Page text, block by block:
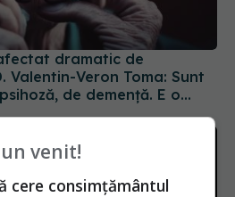
Valentin-Veron Toma: Sunt
de demență. E o
care păreau să fie
venit!
cere consimțământul